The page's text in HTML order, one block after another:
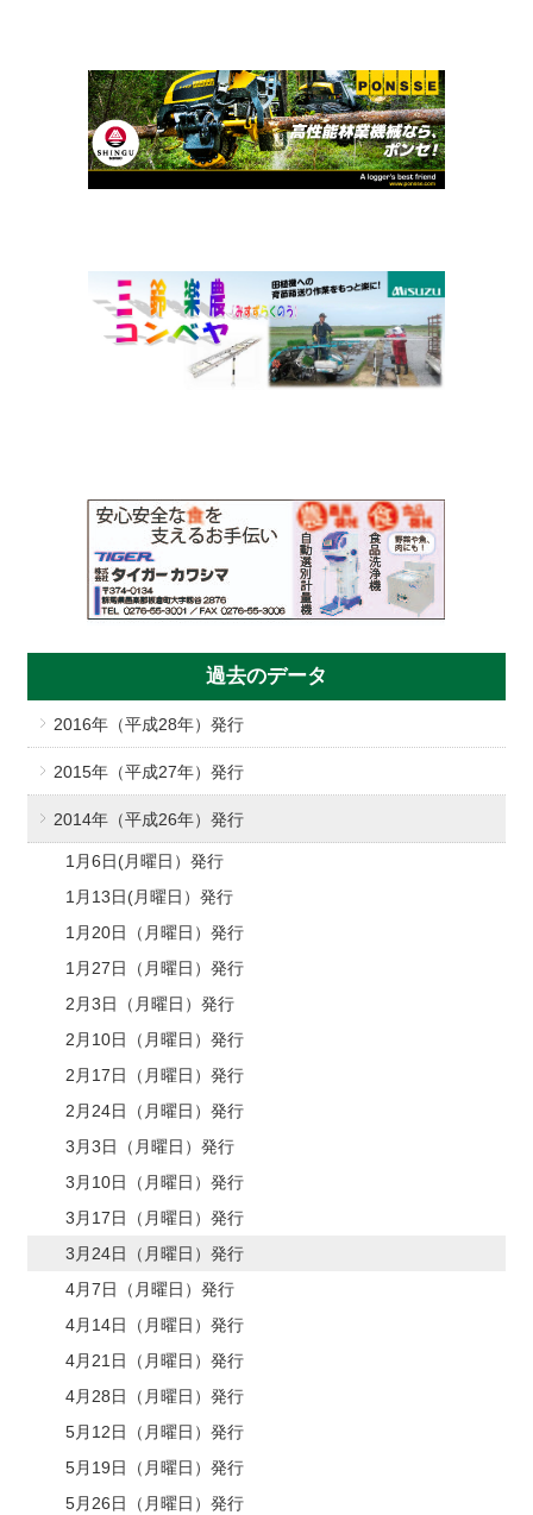
過去のデータ
2016年（平成28年）発行
2015年（平成27年）発行
2014年（平成26年）発行
1月6日(月曜日）発行
1月13日(月曜日）発行
1月20日（月曜日）発行
1月27日（月曜日）発行
2月3日（月曜日）発行
2月10日（月曜日）発行
2月17日（月曜日）発行
2月24日（月曜日）発行
3月3日（月曜日）発行
3月10日（月曜日）発行
3月17日（月曜日）発行
3月24日（月曜日）発行
4月7日（月曜日）発行
4月14日（月曜日）発行
4月21日（月曜日）発行
4月28日（月曜日）発行
5月12日（月曜日）発行
5月19日（月曜日）発行
5月26日（月曜日）発行